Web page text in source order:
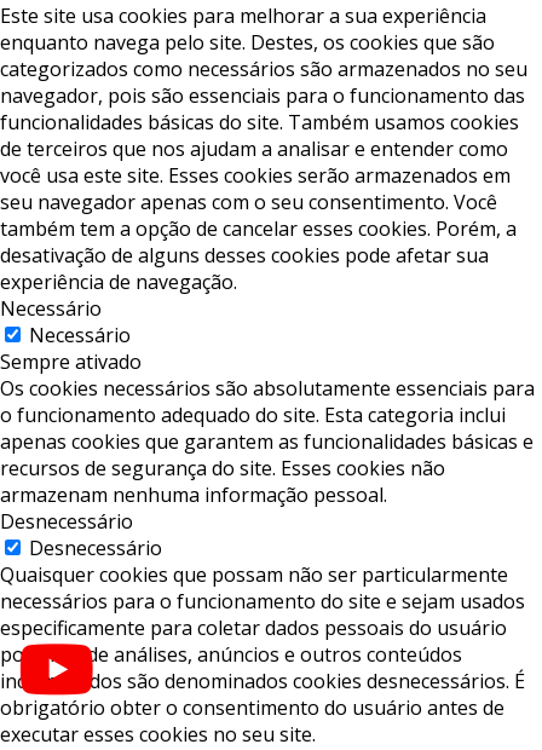
Este site usa cookies para melhorar a sua experiência
enquanto navega pelo site. Destes, os cookies que são
categorizados como necessários são armazenados no seu
navegador, pois são essenciais para o funcionamento das
funcionalidades básicas do site. Também usamos cookies
de terceiros que nos ajudam a analisar e entender como
você usa este site. Esses cookies serão armazenados em
seu navegador apenas com o seu consentimento. Você
também tem a opção de cancelar esses cookies. Porém, a
desativação de alguns desses cookies pode afetar sua
experiência de navegação.
Necessário
Necessário
Sempre ativado
Os cookies necessários são absolutamente essenciais para
o funcionamento adequado do site. Esta categoria inclui
apenas cookies que garantem as funcionalidades básicas e
recursos de segurança do site. Esses cookies não
armazenam nenhuma informação pessoal.
Desnecessário
Desnecessário
Quaisquer cookies que possam não ser particularmente
necessários para o funcionamento do site e sejam usados ​​
especificamente para coletar dados pessoais do usuário
por meio de análises, anúncios e outros conteúdos
incorporados são denominados cookies desnecessários. É
obrigatório obter o consentimento do usuário antes de
executar esses cookies no seu site.